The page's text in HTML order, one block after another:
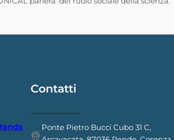
Contatti
Ponte Pietro Bucci Cubo 31 C,